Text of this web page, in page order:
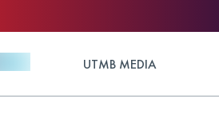
UTMB MEDIA